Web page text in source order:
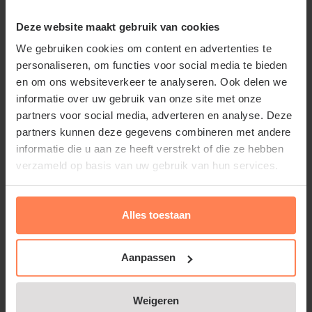
Deze website maakt gebruik van cookies
We gebruiken cookies om content en advertenties te
personaliseren, om functies voor social media te bieden
en om ons websiteverkeer te analyseren. Ook delen we
informatie over uw gebruik van onze site met onze
partners voor social media, adverteren en analyse. Deze
partners kunnen deze gegevens combineren met andere
informatie die u aan ze heeft verstrekt of die ze hebben
verzameld op basis van uw gebruik van hun services.
Alles toestaan
Aanpassen
Weigeren
wisselende lichtomstandigheden.
LET OP DE RIETEN MAND VAN DE FOTO WORDT
NIET MEEGELEVERD!
luchtvochtigheid
De Bamboepalm groeit het beste op een plek met
helder, indirect licht, maar verdraagt ook
halfschaduw. Direct zonlicht kan de bladeren
verbranden, dus een standplaats met gefilterd licht
Lees meer